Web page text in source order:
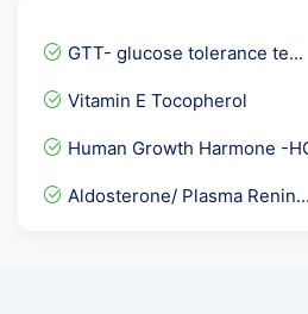
E2- Estradiol/ Estrogen
Osmotic Fragility Test- R...
GTT- glucose tolerance te...
Vitamin E Tocopherol
Human Growth Harmone -
Aldosterone/ Plasma Renin...